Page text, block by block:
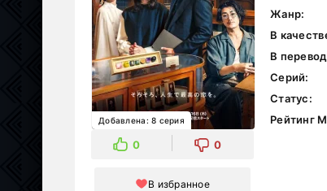
Добавлена: 8 серия
0 0
В избранное
Жанр:
В
В
Серий:
Статус:
Рейтинг